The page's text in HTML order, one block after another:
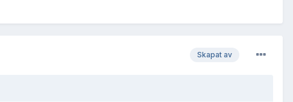
Skapat av